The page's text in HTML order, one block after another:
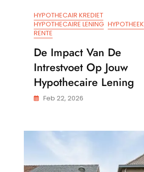
HYPOTHECAIR KREDIET
HYPOTHECAIRE LENING HYPOTHEEK
RENTE
De Impact Van De
Intrestvoet Op Jouw
Hypothecaire Lening
Feb 22, 2026